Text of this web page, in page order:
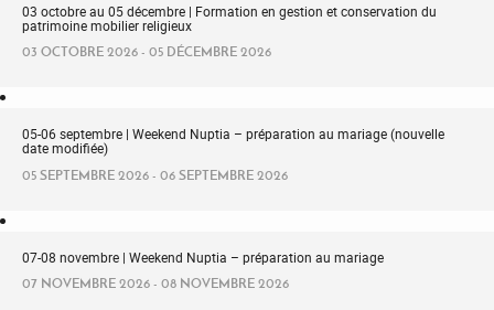
03 octobre au 05 décembre | Formation en gestion et conservation du
patrimoine mobilier religieux
03 OCTOBRE 2026 - 05 DÉCEMBRE 2026
05-06 septembre | Weekend Nuptia – préparation au mariage (nouvelle
date modifiée)
05 SEPTEMBRE 2026 - 06 SEPTEMBRE 2026
07-08 novembre | Weekend Nuptia – préparation au mariage
07 NOVEMBRE 2026 - 08 NOVEMBRE 2026